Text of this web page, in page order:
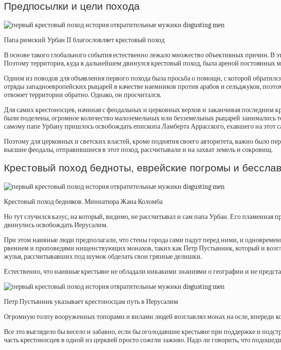
Предпосылки и цели похода
Папа римский Урбан II благословляет крестовый поход
В основе такого глобального события естественно лежало множество объективных причин.
Поэтому территория, куда в дальнейшем двинулся крестовый поход, была ареной
Одним из поводов для объявления первого похода была просьба о помощи, с которой
отряды западноевропейских рыцарей в качестве наемников против арабов и сельджуков,
отвоюет территории обратно. Однако, он просчитался.
Для самих крестоносцев, начиная с феодальных и церковных верхов и заканчивая
были поделены, огромное количество малоземельных или безземельных рыцарей занимались
самому папе Урбанупришлось освобождатьепископа Ламберта Аррасского, ехавшего на
Поэтому для церковных и светских властей, кроме поднятия своего авторитета, важно было
высшие феодалы, отправившиеся в этот поход, рассчитывали и на захват земель и сокровищ.
Крестовый поход бедноты, еврейские погромы и
Крестовый поход бедняков. Миниатюра Жана Коломба
Но тутслучился казус, на который, видимо, не рассчитывал и сам папа Урбан. Его пламенная
двинулись освобождать Иерусалим.
При этом наивные люди предполагали, что стены города сами падут перед ними, и
рвением и проповедями нищенствующих монахов, таких какПетр Пустынник, который и
жулья, рассчитывавших под шумок обделать свои грязные делишки.
Естественно, что наивные крестьяне не обладали никакими знаниями о географии и не
Петр Пустынник указывает крестоносцам путь в Иерусалим
Огромную толпу вооруженных топорами и вилами людей возглавлял монах на осле, впереди
Все это выглядело бы весело и забавно, если бы оголодавшие крестьяне при поддержке и
часть крестоносцев в одной из церквей просто сожгли заживо. Надо ли говорить, что